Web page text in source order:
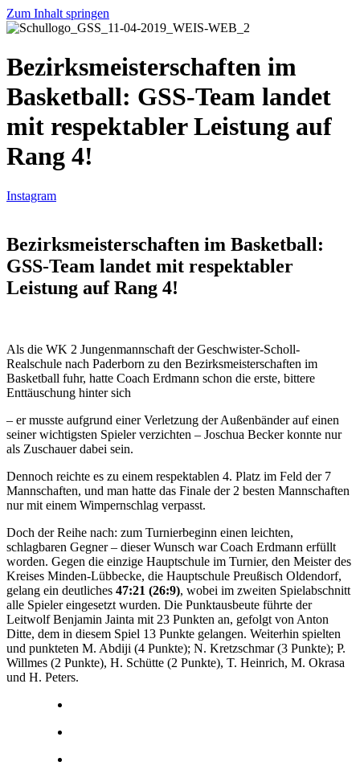
Zum Inhalt springen
Bezirksmeisterschaften im
Basketball: GSS-Team landet
mit respektabler Leistung auf
Rang 4!
Instagram
Bezirksmeisterschaften im Basketball:
GSS-Team landet mit respektabler
Leistung auf Rang 4!
Als die WK 2 Jungenmannschaft der Geschwister-Scholl-
Realschule nach Paderborn zu den Bezirksmeisterschaften im
Basketball fuhr, hatte Coach Erdmann schon die erste, bittere
Enttäuschung hinter sich
– er musste aufgrund einer Verletzung der Außenbänder auf einen
seiner wichtigsten Spieler verzichten – Joschua Becker konnte nur
als Zuschauer dabei sein.
Dennoch reichte es zu einem respektablen 4. Platz im Feld der 7
Mannschaften, und man hatte das Finale der 2 besten Mannschaften
nur mit einem Wimpernschlag verpasst.
Doch der Reihe nach: zum Turnierbeginn einen leichten,
schlagbaren Gegner – dieser Wunsch war Coach Erdmann erfüllt
worden. Gegen die einzige Hauptschule im Turnier, den Meister des
Kreises Minden-Lübbecke, die Hauptschule Preußisch Oldendorf,
gelang ein deutliches 47:21 (26:9), wobei im zweiten Spielabschnitt
alle Spieler eingesetzt wurden. Die Punktausbeute führte der
Leitwolf Benjamin Jainta mit 23 Punkten an, gefolgt von Anton
Ditte, dem in diesem Spiel 13 Punkte gelangen. Weiterhin spielten
und punkteten M. Abdiji (4 Punkte); N. Kretzschmar (3 Punkte); P.
Willmes (2 Punkte), H. Schütte (2 Punkte), T. Heinrich, M. Okrasa
und H. Peters.